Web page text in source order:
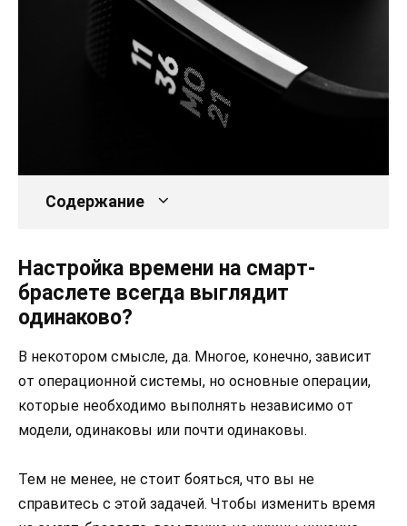
Содержание
Настройка времени на смарт-
браслете всегда выглядит
одинаково?
В некотором смысле, да. Многое, конечно, зависит
от операционной системы, но основные операции,
которые необходимо выполнять независимо от
модели, одинаковы или почти одинаковы.
Тем не менее, не стоит бояться, что вы не
справитесь с этой задачей. Чтобы изменить время